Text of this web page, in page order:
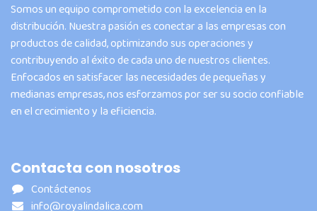
Somos un equipo comprometido con la excelencia en la
distribución. Nuestra pasión es conectar a las empresas con
productos de calidad, optimizando sus operaciones y
contribuyendo al éxito de cada uno de nuestros clientes.
Enfocados en satisfacer las necesidades de pequeñas y
medianas empresas, nos esforzamos por ser su socio confiable
en el crecimiento y la eficiencia.
Contacta con nosotros
Contáctenos
info@royalindalica.com